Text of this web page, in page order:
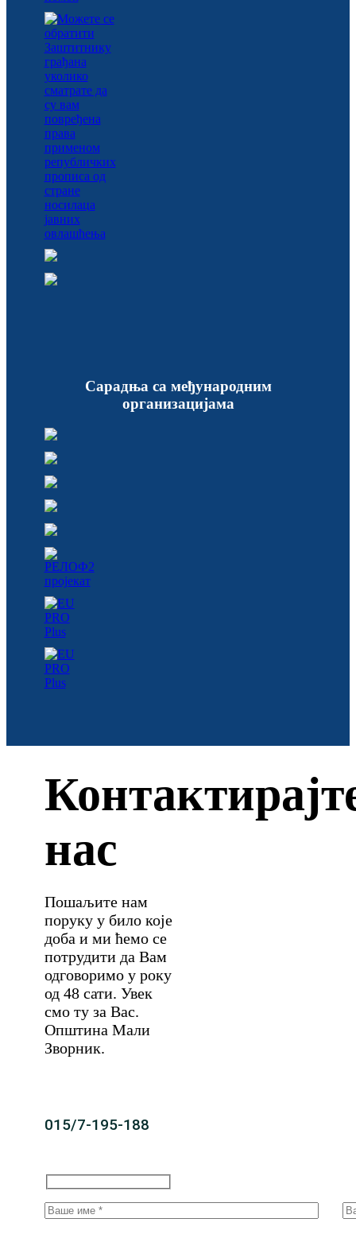
Сарадња са међународним
организацијама
нас
Пошаљите нам
поруку у било које
доба и ми ћемо се
потрудити да Вам
одговоримо у року
од 48 сати. Увек
смо ту за Вас.
Општина Мали
Зворник.
015/7-195-188